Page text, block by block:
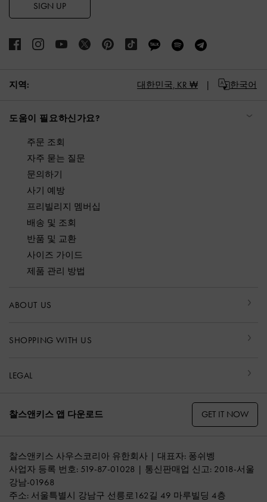
SIGN UP
지역: 대한민국, KR ₩ 한국어
도움이 필요하신가요?
주문 조회
자주 묻는 질문
문의하기
사기 예방
프리빌리지 멤버십
배송 및 조회
반품 및 교환
사이즈 가이드
제품 관리 방법
ABOUT US
SHOPPING WITH US
LEGAL
찰스앤키스 앱 다운로드 GET IT NOW
찰스앤키스 사우스코리아 유한회사 | 대표자: 퐁쉬벵
사업자 등록 번호: 519-87-01028 | 통신판매업 신고: 2018-서울
강남-01968
주소: 서울특별시 강남구 선릉로162길 49 마루빌딩 4층